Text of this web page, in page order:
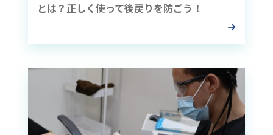
とは？正しく使って後戻りを防ごう！